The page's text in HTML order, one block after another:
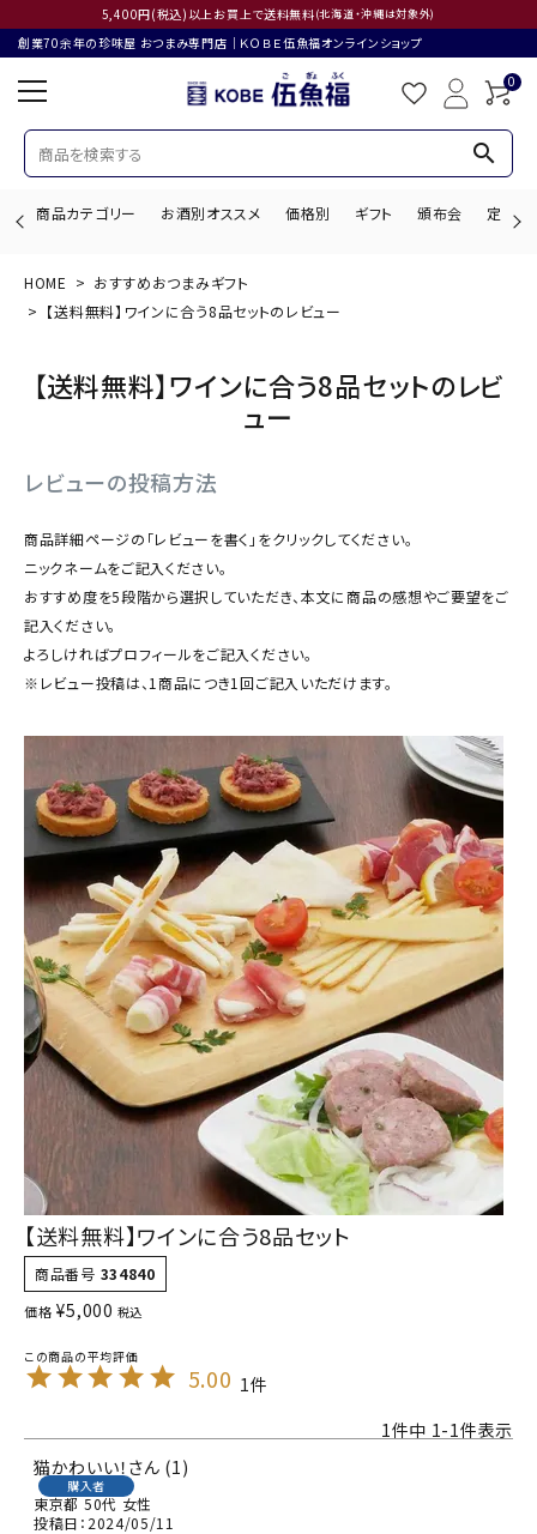
5,400円(税込)以上お買上で送料無料(北海道・沖縄は対象外)
創業70余年の珍味屋 おつまみ専門店│ＫＯＢＥ伍魚福オンラインショップ
0
search
商品カテゴリー お酒別オススメ 価格別 ギフト 頒布会 定期購
search
ログイン
お酒別オススメ
価格別
お問い合わせ
ご利用ガイド
直営店
HOME
おすすめおつまみギフト
【送料無料】ワインに合う8品セットのレビュー
【送料無料】ワインに合う8品セットのレビ
ュー
レビューの投稿方法
商品詳細ページの「レビューを書く」をクリックしてください。
ニックネームをご記入ください。
おすすめ度を5段階から選択していただき、本文に商品の感想やご要望をご
記入ください。
よろしければプロフィールをご記入ください。
※レビュー投稿は、1商品につき1回ご記入いただけます。
【送料無料】ワインに合う8品セット
商品番号 334840
価格 ¥5,000 税込
5.00 1
1件中 1-1件表示
猫かわいい！
1
購入者
東京都 50代 女性
投稿日 2024/05/11